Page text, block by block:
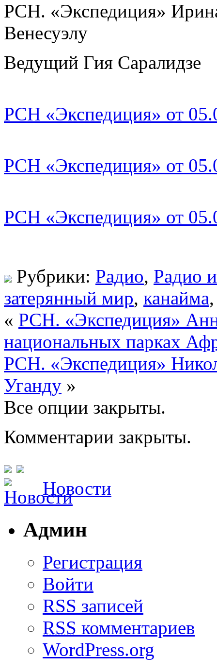
РСН. «Экспедиция»
Венесуэлу
Ведущий Гия Саралидзе
РСН «Экспедиция» от
РСН «Экспедиция» от
РСН «Экспедиция» от
Рубрики: Радио, Радио
затерянный мир, канайма
« РСН. «Экспедиция»
национальных парках
РСН. «Экспедиция»
Уганду »
Все опции закрыты.
Комментарии закрыты.
Новости
Админ
Регистрация
Войти
RSS записей
RSS комментариев
WordPress.org